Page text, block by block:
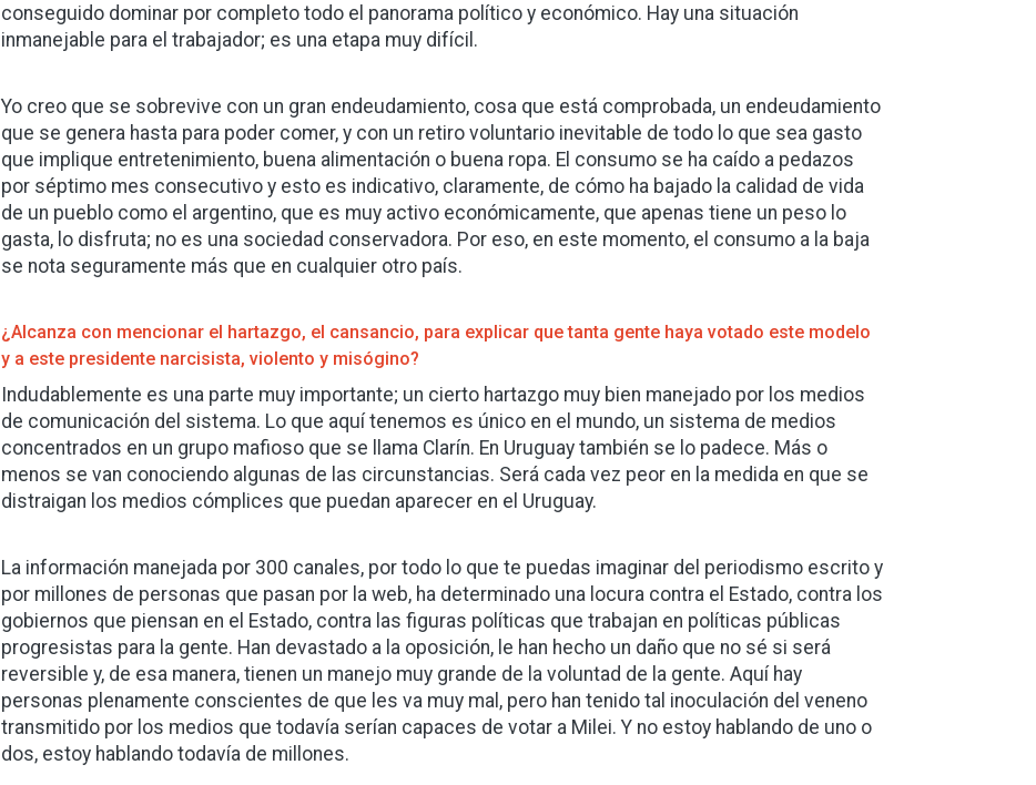
conseguido dominar por completo todo el panorama político y económico. Hay una situación
inmanejable para el trabajador; es una etapa muy difícil.
Yo creo que se sobrevive con un gran endeudamiento, cosa que está comprobada, un endeudamiento
que se genera hasta para poder comer, y con un retiro voluntario inevitable de todo lo que sea gasto
que implique entretenimiento, buena alimentación o buena ropa. El consumo se ha caído a pedazos
por séptimo mes consecutivo y esto es indicativo, claramente, de cómo ha bajado la calidad de vida
de un pueblo como el argentino, que es muy activo económicamente, que apenas tiene un peso lo
gasta, lo disfruta; no es una sociedad conservadora. Por eso, en este momento, el consumo a la baja
se nota seguramente más que en cualquier otro país.
¿Alcanza con mencionar el hartazgo, el cansancio, para explicar que tanta gente haya votado este modelo
y a este presidente narcisista, violento y misógino?
Indudablemente es una parte muy importante; un cierto hartazgo muy bien manejado por los medios
de comunicación del sistema. Lo que aquí tenemos es único en el mundo, un sistema de medios
concentrados en un grupo mafioso que se llama Clarín. En Uruguay también se lo padece. Más o
menos se van conociendo algunas de las circunstancias. Será cada vez peor en la medida en que se
distraigan los medios cómplices que puedan aparecer en el Uruguay.
La información manejada por 300 canales, por todo lo que te puedas imaginar del periodismo escrito y
por millones de personas que pasan por la web, ha determinado una locura contra el Estado, contra los
gobiernos que piensan en el Estado, contra las figuras políticas que trabajan en políticas públicas
progresistas para la gente. Han devastado a la oposición, le han hecho un daño que no sé si será
reversible y, de esa manera, tienen un manejo muy grande de la voluntad de la gente. Aquí hay
personas plenamente conscientes de que les va muy mal, pero han tenido tal inoculación del veneno
transmitido por los medios que todavía serían capaces de votar a Milei. Y no estoy hablando de uno o
dos, estoy hablando todavía de millones.